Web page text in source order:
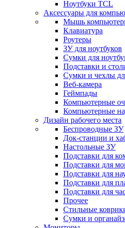
Ноутбуки TCL
Аксессуары для
Мышь
Клавиатура
Роутеры
ЗУ для ноутбуков
Сумки для
Подставки и
Сумки и чехлы
Веб-камера
Геймпады
Компьютерные
Компьютерные
Дизайн рабочего места
Беспроводные ЗУ
Док-станции и
Настольные ЗУ
Подставки для
Подставки для
Подставки для
Подставки для
Подставки для
Прочее
Стильные
Сумки и